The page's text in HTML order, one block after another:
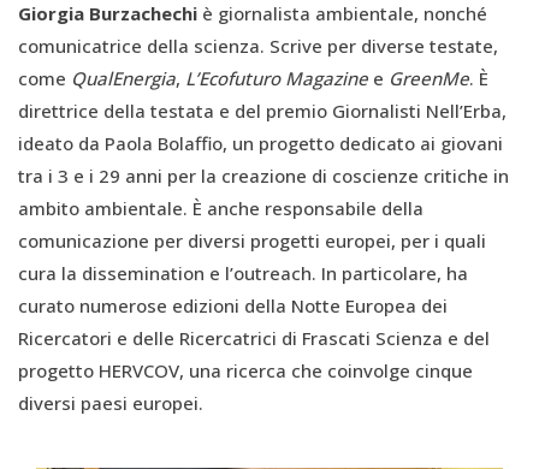
Giorgia Burzachechi è giornalista ambientale, nonché
comunicatrice della scienza. Scrive per diverse testate,
come QualEnergia, L’Ecofuturo Magazine e GreenMe. È
direttrice della testata e del premio Giornalisti Nell’Erba,
ideato da Paola Bolaffio, un progetto dedicato ai giovani
tra i 3 e i 29 anni per la creazione di coscienze critiche in
ambito ambientale. È anche responsabile della
comunicazione per diversi progetti europei, per i quali
cura la dissemination e l’outreach. In particolare, ha
curato numerose edizioni della Notte Europea dei
Ricercatori e delle Ricercatrici di Frascati Scienza e del
progetto HERVCOV, una ricerca che coinvolge cinque
diversi paesi europei.